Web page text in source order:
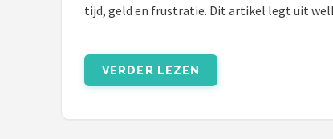
tijd, geld en frustratie. Dit artikel legt uit
VERDER LEZEN